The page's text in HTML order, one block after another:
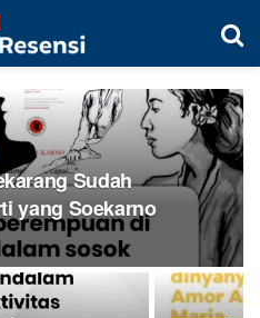
Sudah
yang Soekarno